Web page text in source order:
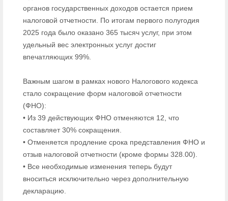
органов государственных доходов остается прием
налоговой отчетности. По итогам первого полугодия
2025 года было оказано 365 тысяч услуг, при этом
удельный вес электронных услуг достиг
впечатляющих 99%.
Важным шагом в рамках нового Налогового кодекса
стало сокращение форм налоговой отчетности
(ФНО):
• Из 39 действующих ФНО отменяются 12, что
составляет 30% сокращения.
• Отменяется продление срока представления ФНО и
отзыв налоговой отчетности (кроме формы 328.00).
• Все необходимые изменения теперь будут
вноситься исключительно через дополнительную
декларацию.